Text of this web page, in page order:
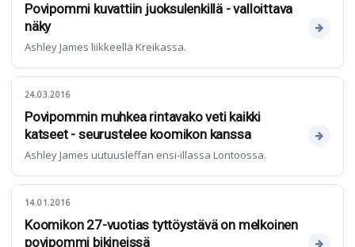
Povipommi kuvattiin juoksulenkillä - valloittava
näky
Ashley James liikkeellä Kreikassa.
24.03.2016
Povipommin muhkea rintavako veti kaikki
katseet - seurustelee koomikon kanssa
Ashley James uutuusleffan ensi-illassa Lontoossa.
14.01.2016
Koomikon 27-vuotias tyttöystävä on melkoinen
povipommi bikineissä